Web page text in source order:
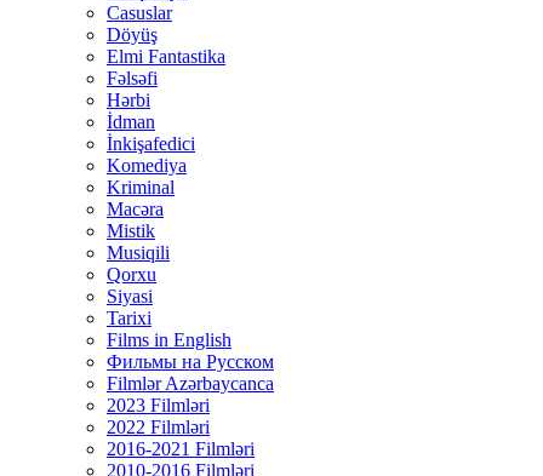
Casuslar
Döyüş
Elmi Fantastika
Fəlsəfi
Hərbi
İdman
İnkişafedici
Komediya
Kriminal
Macəra
Mistik
Musiqili
Qorxu
Siyasi
Tarixi
Films in English
Фильмы на Русском
Filmlər Azərbaycanca
2023 Filmləri
2022 Filmləri
2016-2021 Filmləri
2010-2016 Filmləri